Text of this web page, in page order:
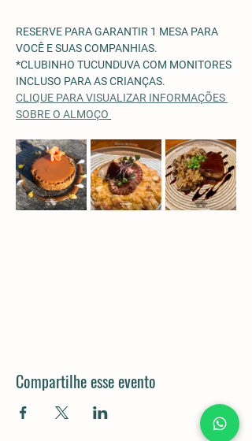
RESERVE PARA GARANTIR 1 MESA PARA
VOCÊ E SUAS COMPANHIAS.
*CLUBINHO TUCUNDUVA COM MONITORES
INCLUSO PARA AS CRIANÇAS.
CLIQUE PARA VISUALIZAR INFORMAÇÕES
SOBRE O ALMOÇO
Compartilhe esse evento